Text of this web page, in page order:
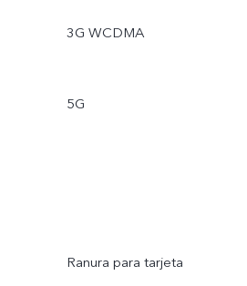
3G WCDMA
5G
Ranura para tarjeta